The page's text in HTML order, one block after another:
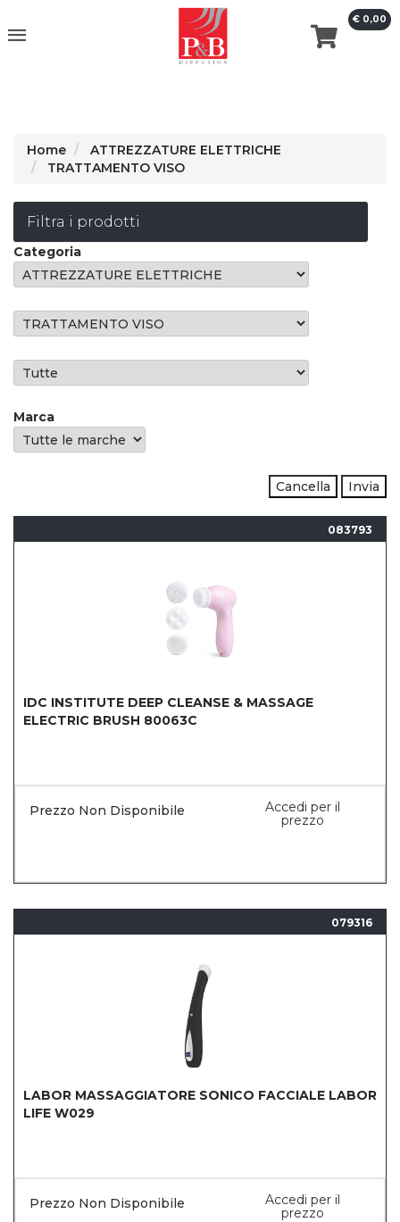
€ 0,00
Home
ATTREZZATURE ELETTRICHE
TRATTAMENTO VISO
Filtra i prodotti
Categoria
Marca
Cancella Invia
083793
IDC INSTITUTE DEEP CLEANSE & MASSAGE
ELECTRIC BRUSH 80063C
Prezzo Non Disponibile
Accedi per il
prezzo
079316
LABOR MASSAGGIATORE SONICO FACCIALE LABOR
LIFE W029
Prezzo Non Disponibile
Accedi per il
prezzo